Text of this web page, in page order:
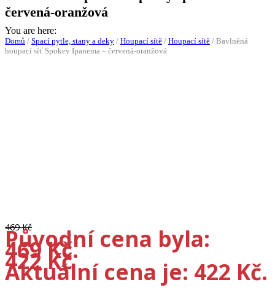
červená-oranžová
You are here:
Domů / Spací pytle, stany a deky / Houpací sítě / Houpací sítě / Bavlněná
houpací síť Spokey Ipanema – červená-oranžová
469Kč
Původní cena byla:
469 Kč.
422Kč
Aktuální cena je: 422 Kč.